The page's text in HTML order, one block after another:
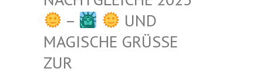
–
UND
MAGISCHE GRÜSSE Z
UR S